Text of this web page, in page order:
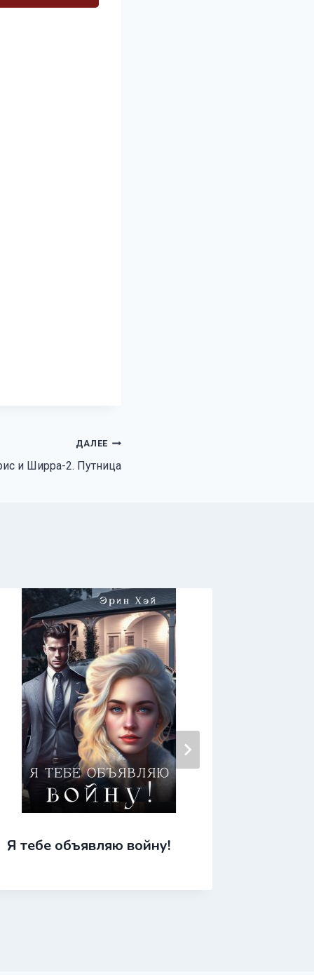
ДАЛЕЕ
и Ширра-2. Путница
Я тебе объявляю войну!